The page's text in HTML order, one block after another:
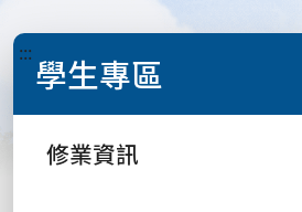
::: 學生專區
修業資訊